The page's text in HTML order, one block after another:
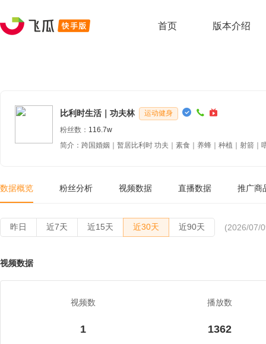
首页 版本介绍
比利时生活｜功夫林
运动健身
粉丝数： 116.7w
简介：跨国婚姻｜暂居比利时 功夫｜素食｜养蜂｜种植｜射箭
数据概览 粉丝分析 视频数据 直播数据 推广商
昨日 近7天 近15天 近30天 近90天 (2026/07/
视频数据
视频数
1
播放数
1362